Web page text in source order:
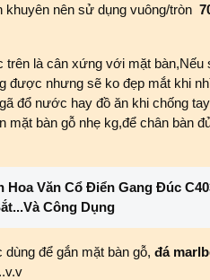
nên sử dụng vuông/tròn
là cân xứng với mặt bàn,Nếu
được nhưng sẽ ko đẹp mắt khi
đổ nước hay đồ ăn khi chống
mặt bàn gỗ nhẹ kg,để chân bàn
Hoa Văn Cổ Điển Gang Đúc
Công Dụng
dùng để gắn mặt bàn gỗ, đá